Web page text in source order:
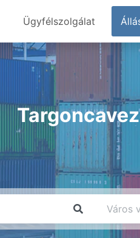
Ügyfélszolgálat